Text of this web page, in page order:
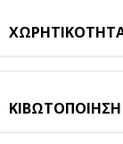
ΚΙΒΩΤΟΠΟΊΗΣΗ